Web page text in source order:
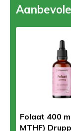
Folaat 400
MTHF)